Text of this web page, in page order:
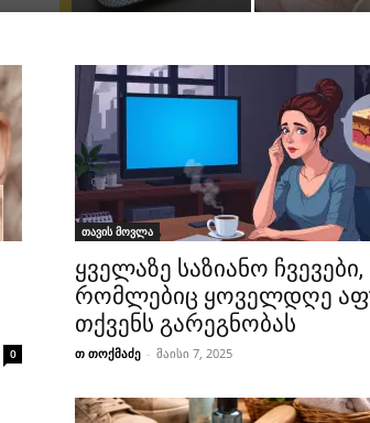
0
თავის მოვლა
ყველაზე საზიანო ჩვევები,
რომლებიც ყოველდღე
თქვენს გარეგნობას
თ თოქმაძე - მაისი 7, 2025